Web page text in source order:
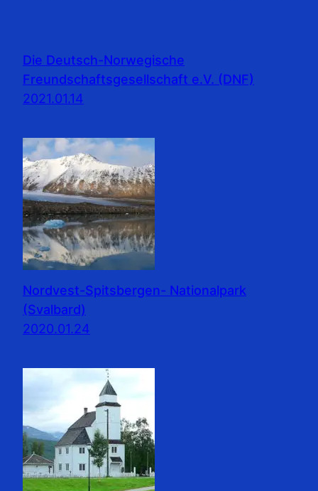
Die Deutsch-Norwegische
Freundschaftsgesellschaft e.V. (DNF)
2021.01.14
Nordvest-Spitsbergen- Nationalpark
(Svalbard)
2020.01.24